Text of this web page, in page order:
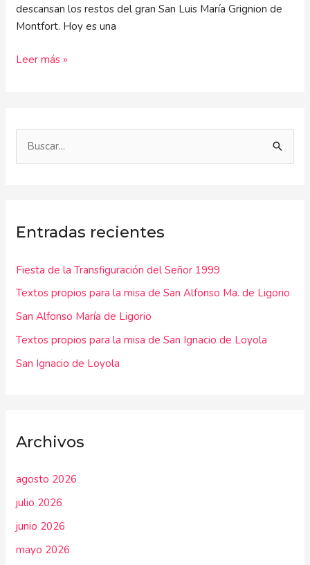
descansan los restos del gran San Luis María Grignion de
Montfort. Hoy es una
Leer más »
a
p
o
r
:
Entradas recientes
Fiesta de la Transfiguración del Señor 1999
Textos propios para la misa de San Alfonso Ma. de Ligorio
San Alfonso María de Ligorio
Textos propios para la misa de San Ignacio de Loyola
San Ignacio de Loyola
Archivos
agosto 2026
julio 2026
junio 2026
mayo 2026